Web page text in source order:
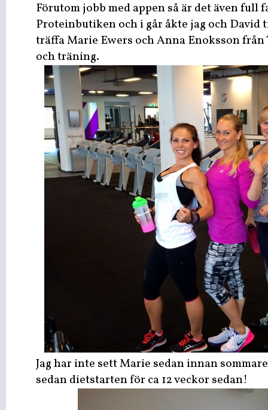
Förutom jobb med appen så är det även full
Proteinbutiken och i går åkte jag och David
träffa Marie Ewers och Anna Enoksson
och träning.
Jag har inte sett Marie sedan innan
sedan dietstarten för ca 12 veckor sedan!